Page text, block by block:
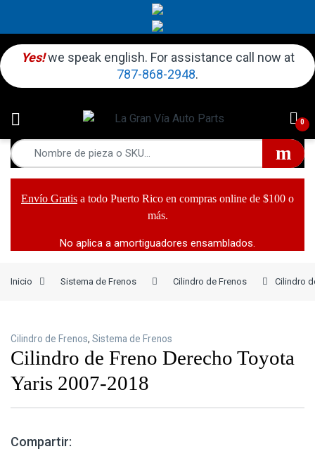
Yes! we speak english. For assistance call now at
787-868-2948.
0
Envío Gratis a todo Puerto Rico en compras online de $100 o
más.
No aplica a amortiguadores ensamblados.
Inicio Sistema de Frenos Cilindro de Frenos Cilindro
Cilindro de Frenos, Sistema de Frenos
Cilindro de Freno Derecho Toyota
Yaris 2007-2018
Compartir: